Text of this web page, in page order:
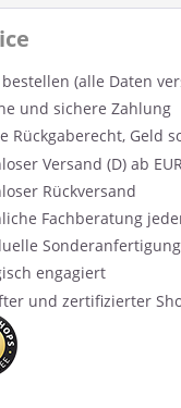
(alle Daten
und sichere Zahlung
Rückgaberecht, Geld
Versand (D) ab
Rückversand
Fachberatung
engagiert
und zertifizierter